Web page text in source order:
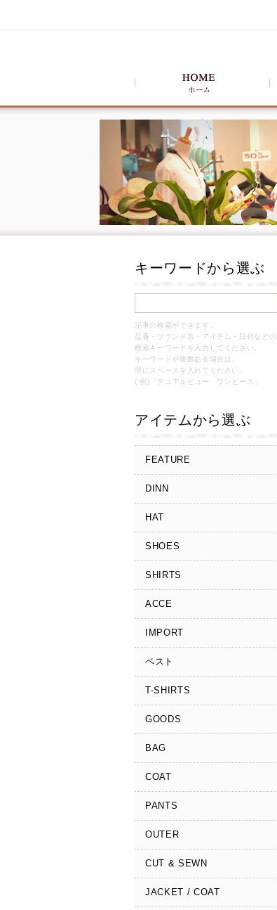
キーワードから選ぶ
記事の検索ができます。
品番・ブランド名・アイテム・日付などの
検索キーワードを入力してください。
キーワードが複数ある場合は、
間にスペースを入れてください。
( 例)「デュアルビュー ワンピース」
アイテムから選ぶ
FEATURE
DINN
HAT
SHOES
SHIRTS
ACCE
IMPORT
ベスト
T-SHIRTS
GOODS
BAG
COAT
PANTS
OUTER
CUT & SEWN
JACKET / COAT